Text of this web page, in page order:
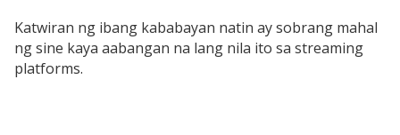
Katwiran ng ibang kababayan natin ay sobrang mahal
ng sine kaya aabangan na lang nila ito sa streaming
platforms.